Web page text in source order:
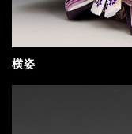
横姿